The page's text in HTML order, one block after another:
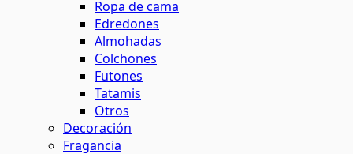
Ropa de cama
Edredones
Almohadas
Colchones
Futones
Tatamis
Otros
Decoración
Fragancia